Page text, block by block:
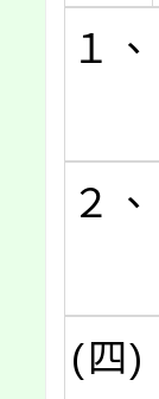
１、
２、
(四)